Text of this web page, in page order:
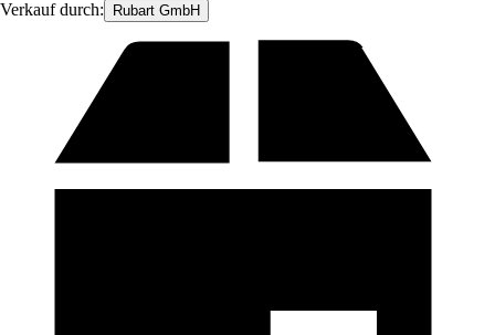
Verkauf durch: Rubart GmbH